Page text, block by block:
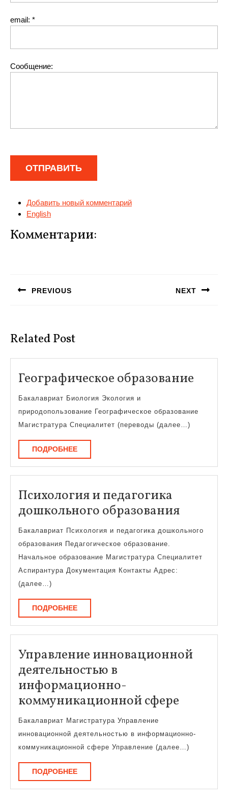
email: *
Сообщение:
Добавить новый комментарий
English
Комментарии:
записям
PREVIOUS NEXT
Related Post
Географическое образование
Бакалавриат Биология Экология и
природопользование Географическое образование
Магистратура Специалитет (переводы (далее…)
ПОДРОБНЕЕПОДРОБНЕЕ
Психология и педагогика
дошкольного образования
и
Бакалавриат Психология и педагогика дошкольного
образования Педагогическое образование.
Начальное образование Магистратура Специалитет
Аспирантура Документация Контакты Адрес:
(далее…)
ПОДРОБНЕЕПОДРОБНЕЕ
Управление инновационной
деятельностью в
информационно-
коммуникационной сфере
в
сфере
Бакалавриат Магистратура Управление
инновационной деятельностью в информационно-
коммуникационной сфере Управление (далее…)
ПОДРОБНЕЕПОДРОБНЕЕ